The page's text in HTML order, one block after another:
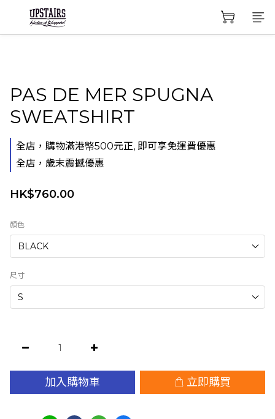
PAS DE MER SPUGNA
SWEATSHIRT
全店，購物滿港幤500元正, 即可享免運費優惠
全店，歲末震撼優惠
HK$760.00
顏色
尺寸
加入購物車 立即購買